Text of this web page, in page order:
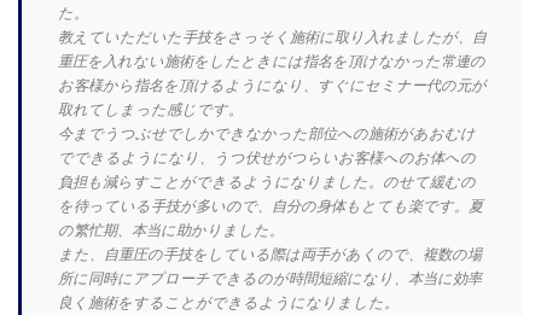
た。
教えていただいた手技をさっそく施術に取り入れましたが、自
重圧を入れない施術をしたときには指名を頂けなかった常連の
お客様から指名を頂けるようになり、すぐにセミナー代の元が
取れてしまった感じです。
今までうつぶせでしかできなかった部位への施術があおむけ
でできるようになり、うつ伏せがつらいお客様へのお体への
負担も減らすことができるようになりました。のせて緩むの
を待っている手技が多いので、自分の身体もとても楽です。夏
の繁忙期、本当に助かりました。
また、自重圧の手技をしている際は両手があくので、複数の場
所に同時にアプローチできるのが時間短縮になり、本当に効率
良く施術をすることができるようになりました。